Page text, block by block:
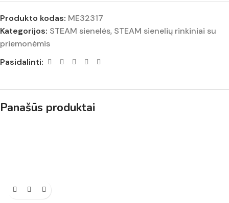
Produkto kodas: ME32317
Kategorijos: STEAM sienelės, STEAM sienelių rinkiniai su
priemonėmis
Pasidalinti:
Panašūs produktai